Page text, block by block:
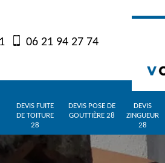
06 21 94 27 74
DEVIS FUITE
DE TOITURE
28
DEVIS POSE DE
GOUTTIÈRE 28
DEVIS
ZINGUEUR
28